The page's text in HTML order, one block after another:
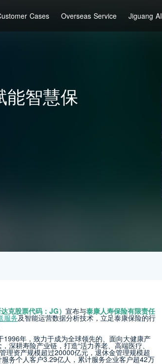
Cases Overseas Service Jiguang AI
能智慧保
克股票代码：JG） 宣布与泰康人寿保险有限责任
服务及智能运营数据分析技术，立足泰康保险的行
年，致力于成为全球领先的、面向大健康产
深耕寿险产业链，打造“活力养老、高端医疗、
理资产规模超过20000亿元，退休金管理规模超
务个人客户3.29亿人，累计服务企业客户超42万